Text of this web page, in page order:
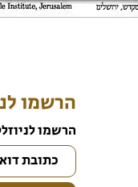
הרשמו
הרשמו